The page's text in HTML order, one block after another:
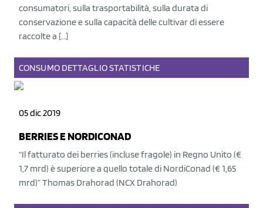
consumatori, sulla trasportabilità, sulla durata di
conservazione e sulla capacità delle cultivar di essere
raccolte a […]
CONSUMO DETTAGLIOSTATISTICHE
05 dic 2019
BERRIES E NORDICONAD
“Il fatturato dei berries (incluse fragole) in Regno Unito (€
1,7 mrd) è superiore a quello totale di NordiConad (€ 1,65
mrd)” Thomas Drahorad (NCX Drahorad)